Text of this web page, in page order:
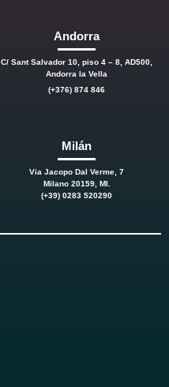
Andorra
C/ Sant Salvador 10, piso 4 – 8, AD500,
Andorra la Vella
(+376) 874 846
Milán
Via Jacopo Dal Verme, 7
Milano 20159, MI.
(+39) 0283 520290